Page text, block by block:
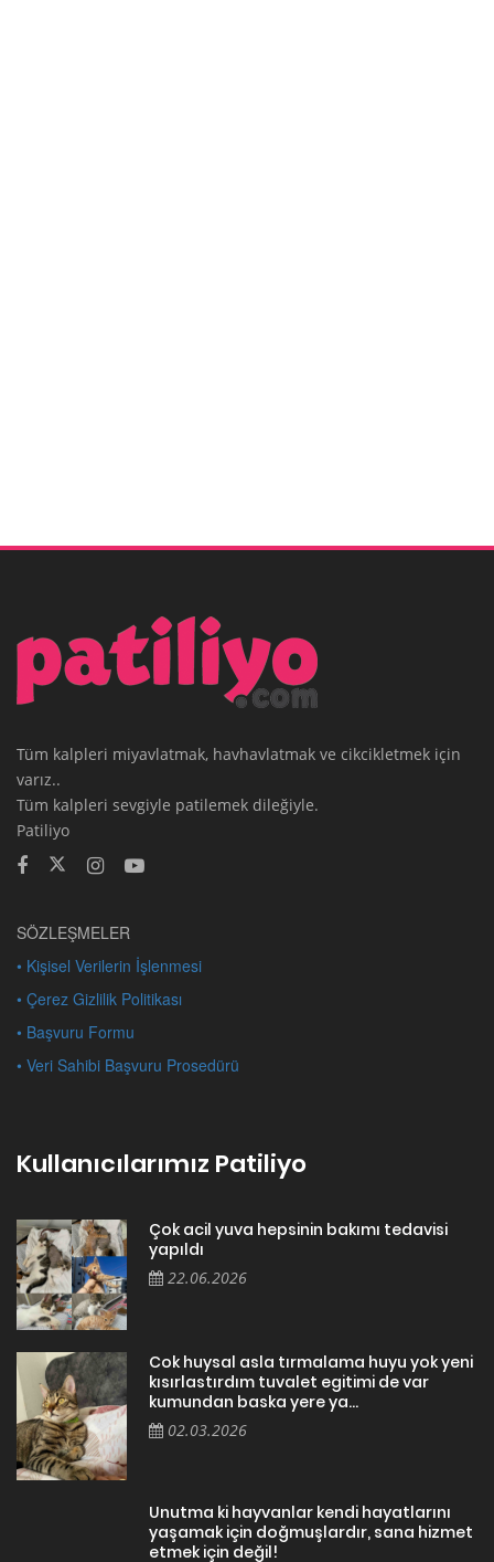
Tüm kalpleri miyavlatmak, havhavlatmak ve cikcikletmek için
varız..
Tüm kalpleri sevgiyle patilemek dileğiyle.
Patiliyo
SÖZLEŞMELER
• Kişisel Verilerin İşlenmesi
• Çerez Gizlilik Politikası
• Başvuru Formu
• Veri Sahibi Başvuru Prosedürü
Kullanıcılarımız Patiliyo
Çok acil yuva hepsinin bakımı tedavisi
yapıldı
22.06.2026
Cok huysal asla tırmalama huyu yok yeni
kısırlastırdım tuvalet egitimi de var
kumundan baska yere ya...
02.03.2026
Unutma ki hayvanlar kendi hayatlarını
yaşamak için doğmuşlardır, sana hizmet
etmek için değil!